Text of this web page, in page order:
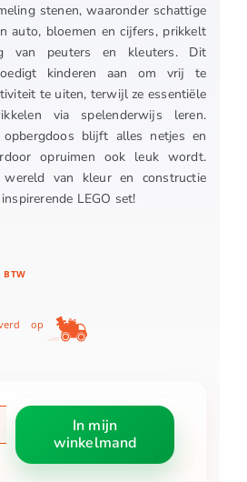
stenen, waaronder schattige
auto, bloemen en cijfers, prikkelt
van peuters en kleuters. Dit
kinderen aan om vrij te
te uiten, terwijl ze essentiële
via spelenderwijs leren.
opbergdoos blijft alles netjes en
opruimen ook leuk wordt.
van kleur en constructie
LEGO set!
BTW
op
In mijn
winkelmand